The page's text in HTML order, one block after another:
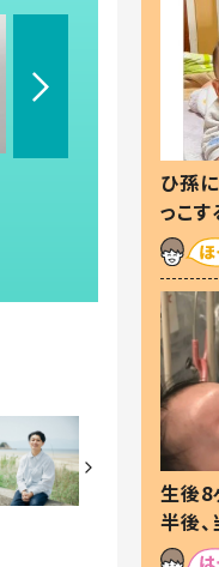
ひ孫
っこ
した」
生後8
半後
た本音